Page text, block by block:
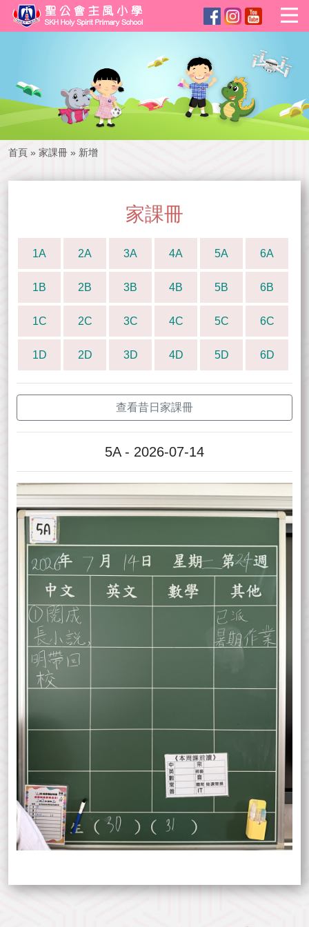
首頁 » 家課冊 » 新增
家課冊
1A 2A 3A 4A 5A 6A
1B 2B 3B 4B 5B 6B
1C 2C 3C 4C 5C 6C
1D 2D 3D 4D 5D 6D
查看昔日家課冊
5A - 2026-07-14